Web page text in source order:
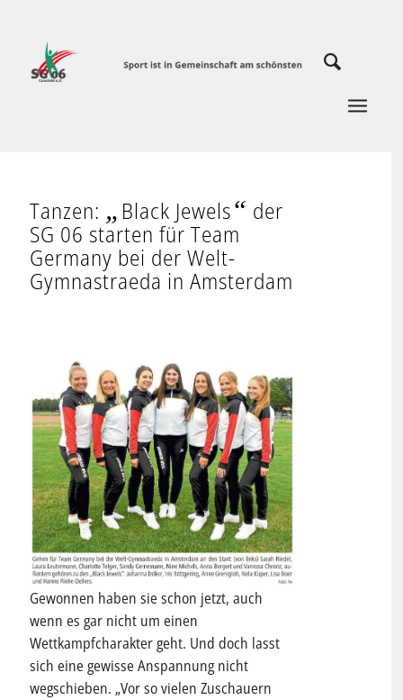
Tanzen: „ Black Jewels“ der
SG 06 starten für Team
Germany bei der Welt-
Gymnastraeda in Amsterdam
Gewonnen haben sie schon jetzt, auch
wenn es gar nicht um einen
Wettkampfcharakter geht. Und doch lasst
sich eine gewisse Anspannung nicht
wegschieben. „Vor so vielen Zuschauern